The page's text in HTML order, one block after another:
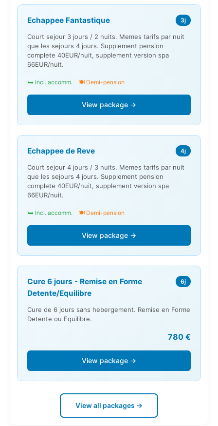
Echappee Fantastique 3j
Court sejour 3 jours / 2 nuits. Memes tarifs par nuit
que les sejours 4 jours. Supplement pension
complete 40EUR/nuit, supplement version spa
66EUR/nuit.
🛏️ Incl. accomm. 🍽️ Demi-pension
View package →
Echappee de Reve 4j
Court sejour 4 jours / 3 nuits. Memes tarifs par nuit
que les sejours 4 jours. Supplement pension
complete 40EUR/nuit, supplement version spa
66EUR/nuit.
🛏️ Incl. accomm. 🍽️ Demi-pension
View package →
Cure 6 jours - Remise en Forme
Detente/Equilibre
6j
Cure de 6 jours sans hebergement. Remise en Forme
Detente ou Equilibre.
780 €
View package →
View all packages →